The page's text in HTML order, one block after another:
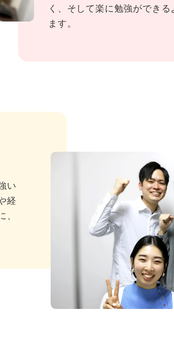
く、そして楽に勉強ができ
ます。
い
経
、